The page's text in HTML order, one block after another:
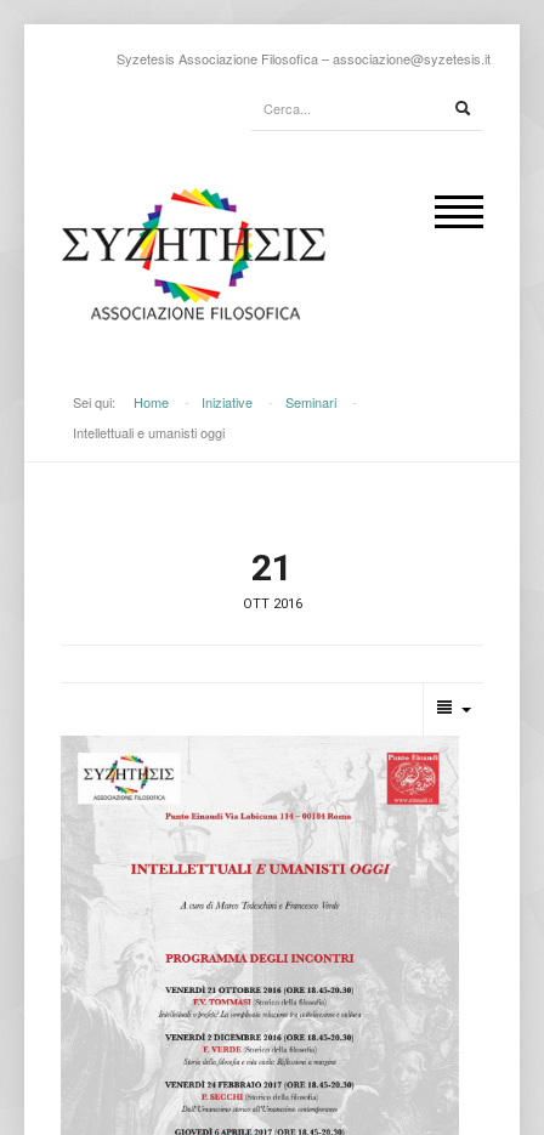
Syzetesis Associazione Filosofica –associazione@syzetesis.it
Sei qui: Home - Iniziative - Seminari
-
Intellettuali e umanisti oggi
21
OTT 2016